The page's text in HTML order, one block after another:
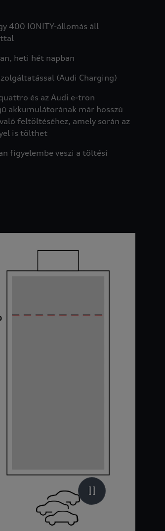
400 IONITY-állomás áll
heti hét napban
(Audi Charging)
és az Audi e-tron
akkumulátorának már hosszú
feltöltéséhez, amely során az
is tölthet
figyelembe veszi a töltési